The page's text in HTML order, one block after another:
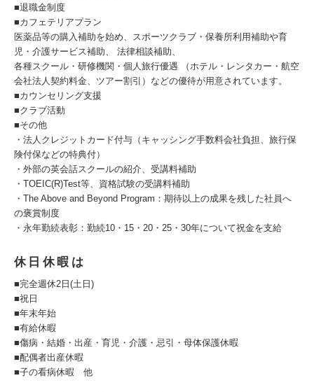
■退職金制度
■カフェテリアプラン
医薬品等の購入補助を始め、スポーツクラブ・保養所利用補助や育
児・介護サービス補助、 法律相談補助、
各種スクール・研修機関・個人旅行優遇 （ホテル・レンタカー・航空
会社法人契約料金、ツアー割引）などの優待が用意されています。
■カウンセリング支援
■クラブ活動
■その他
・法人クレジットカード付与（キャッシング手数料会社負担、旅行保
険付保などの特典付）
・外部の英会話スクールの紹介、受講料補助
・TOEIC(R)Test等、資格試験の受講料補助
・The Above and Beyond Program：期待以上の成果を残した社員へ
の褒賞制度
・永年勤続表彰：勤続10・15・20・25・30年について祝金を支給
休日休暇は
■完全週休2日(土日)
■祝日
■年末年始
■有給休暇
■傷病・結婚・出産・育児・介護・忌引・母体保護休暇
■配偶者出産休暇
■子の看病休暇 他